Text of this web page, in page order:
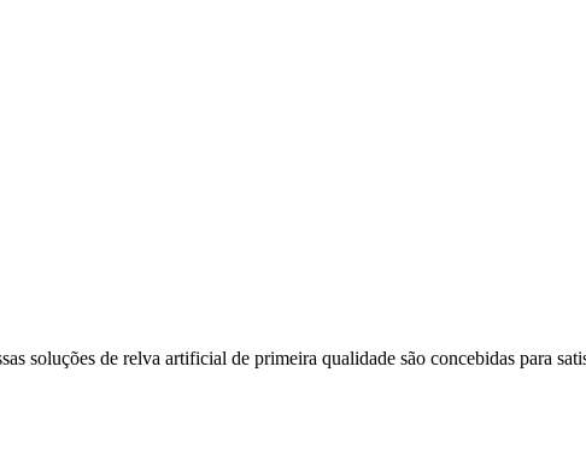
soluções de relva artificial de primeira qualidade são concebidas para